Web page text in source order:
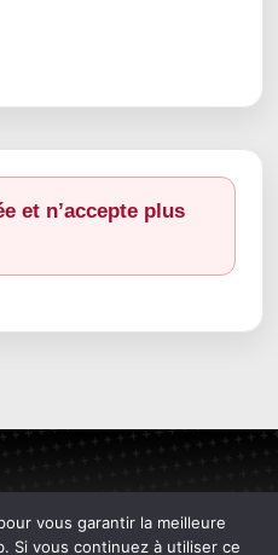
et n’accepte plus
vous garantir la meilleure
Si vous continuez à utiliser ce